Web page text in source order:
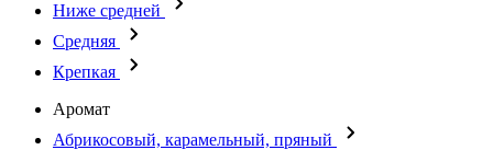
Ниже средней
Средняя
Крепкая
Аромат
Абрикосовый, карамельный, пряный